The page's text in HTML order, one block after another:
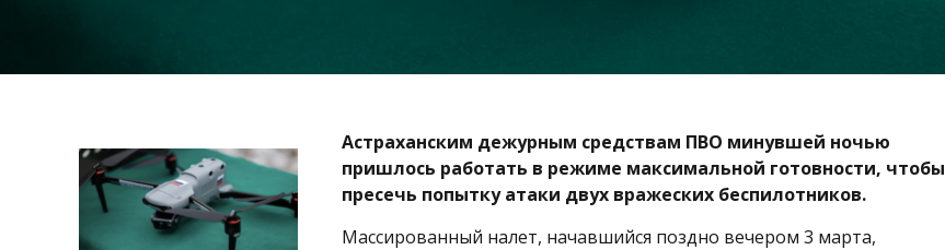
Астраханским дежурным средствам ПВО минувшей ночью
пришлось работать в режиме максимальной готовности, чтобы
пресечь попытку атаки двух вражеских беспилотников.
Массированный налет, начавшийся поздно вечером 3 марта,